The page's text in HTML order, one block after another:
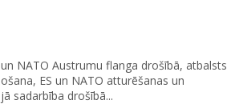
NATO Austrumu flanga drošībā, atbalsts
ES un NATO atturēšanas un
sadarbība drošībā...